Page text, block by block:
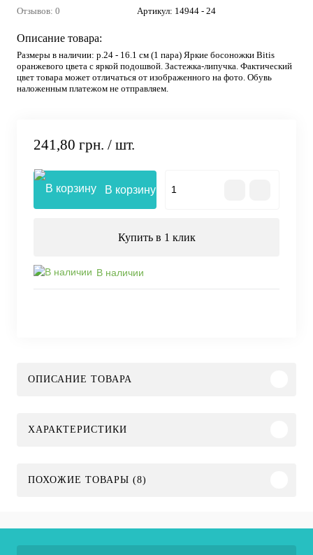
Отзывов: 0 Артикул: 14944 - 24
Описание товара:
Размеры в наличии: р.24 - 16.1 см (1 пара) Яркие босоножки Bitis
оранжевого цвета с яркой подошвой. Застежка-липучка. Фактический
цвет товара может отличаться от изображенного на фото. Обувь
наложенным платежом не отправляем.
241,80 грн. / шт.
В корзину
Купить в 1 клик
В наличии
ОПИСАНИЕ ТОВАРА
ХАРАКТЕРИСТИКИ
ПОХОЖИЕ ТОВАРЫ (8)